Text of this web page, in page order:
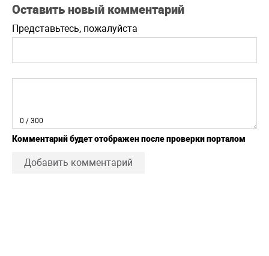
Оставить новый комментарий
Представьтесь, пожалуйста
0 / 300
Комментарий будет отображен после проверки порталом
Добавить комментарий